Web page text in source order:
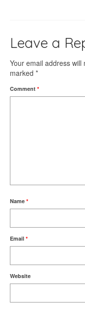
Leave a
Your email address will
marked *
Comment *
Name *
Email *
Website